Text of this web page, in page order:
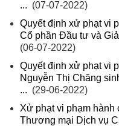
... (07-07-2022)
Quyết định xử phạt vi
Cổ phần Đầu tư và
(06-07-2022)
Quyết định xử phạt vi
Nguyễn Thị Chăng
... (29-06-2022)
Xử phạt vi phạm hành
Thương mại Dịch vụ